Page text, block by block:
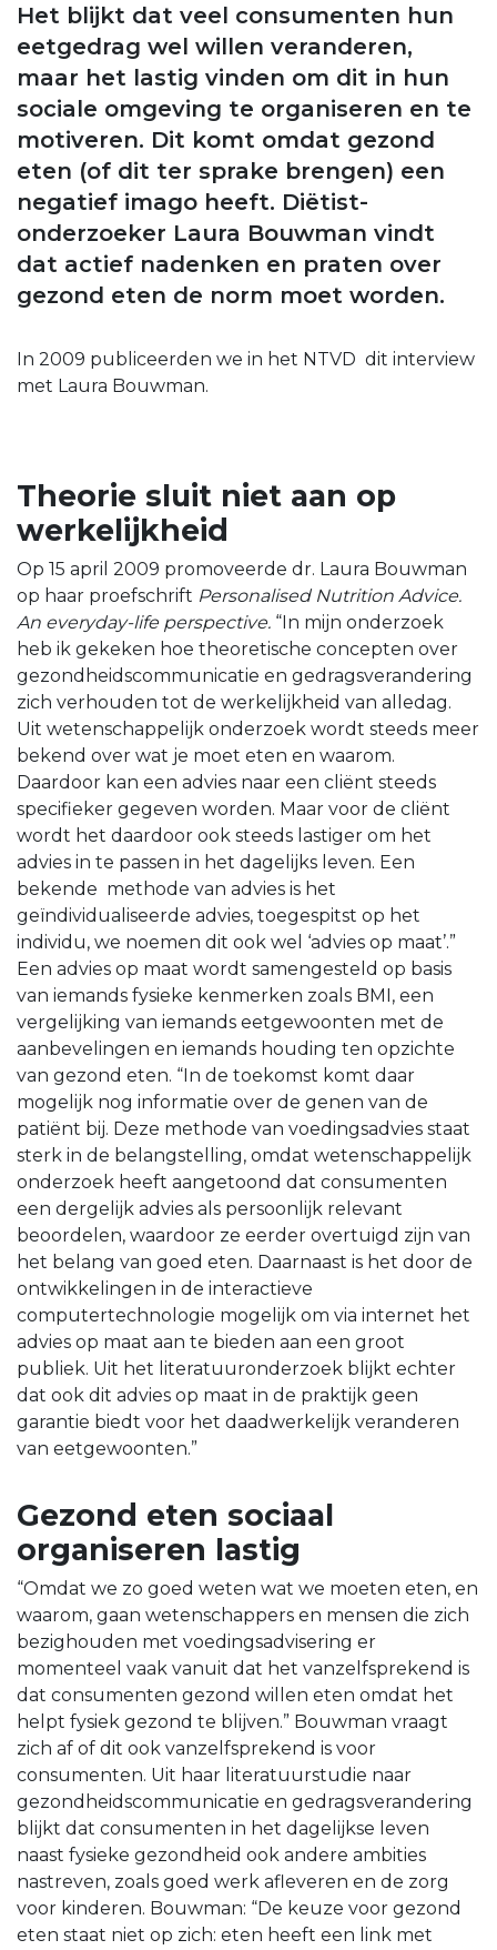
Het blijkt dat veel consumenten hun
eetgedrag wel willen veranderen,
maar het lastig vinden om dit in hun
sociale omgeving te organiseren en te
motiveren. Dit komt omdat gezond
eten (of dit ter sprake brengen) een
negatief imago heeft. Diëtist-
onderzoeker Laura Bouwman vindt
dat actief nadenken en praten over
gezond eten de norm moet worden.
In 2009 publiceerden we in het NTVD dit interview
met Laura Bouwman.
Theorie sluit niet aan op
werkelijkheid
Op 15 april 2009 promoveerde dr. Laura Bouwman
op haar proefschrift Personalised Nutrition Advice.
An everyday-life perspective. “In mijn onderzoek
heb ik gekeken hoe theoretische concepten over
gezondheidscommunicatie en gedragsverandering
zich verhouden tot de werkelijkheid van alledag.
Uit wetenschappelijk onderzoek wordt steeds meer
bekend over wat je moet eten en waarom.
Daardoor kan een advies naar een cliënt steeds
specifieker gegeven worden. Maar voor de cliënt
wordt het daardoor ook steeds lastiger om het
advies in te passen in het dagelijks leven. Een
bekende methode van advies is het
geïndividualiseerde advies, toegespitst op het
individu, we noemen dit ook wel ‘advies op maat’.”
Een advies op maat wordt samengesteld op basis
van iemands fysieke kenmerken zoals BMI, een
vergelijking van iemands eetgewoonten met de
aanbevelingen en iemands houding ten opzichte
van gezond eten. “In de toekomst komt daar
mogelijk nog informatie over de genen van de
patiënt bij. Deze methode van voedingsadvies staat
sterk in de belangstelling, omdat wetenschappelijk
onderzoek heeft aangetoond dat consumenten
een dergelijk advies als persoonlijk relevant
beoordelen, waardoor ze eerder overtuigd zijn van
het belang van goed eten. Daarnaast is het door de
ontwikkelingen in de interactieve
computertechnologie mogelijk om via internet het
advies op maat aan te bieden aan een groot
publiek. Uit het literatuuronderzoek blijkt echter
dat ook dit advies op maat in de praktijk geen
garantie biedt voor het daadwerkelijk veranderen
van eetgewoonten.”
Gezond eten sociaal
organiseren lastig
“Omdat we zo goed weten wat we moeten eten, en
waarom, gaan wetenschappers en mensen die zich
bezighouden met voedingsadvisering er
momenteel vaak vanuit dat het vanzelfsprekend is
dat consumenten gezond willen eten omdat het
helpt fysiek gezond te blijven.” Bouwman vraagt
zich af of dit ook vanzelfsprekend is voor
consumenten. Uit haar literatuurstudie naar
gezondheidscommunicatie en gedragsverandering
blijkt dat consumenten in het dagelijkse leven
naast fysieke gezondheid ook andere ambities
nastreven, zoals goed werk afleveren en de zorg
voor kinderen. Bouwman: “De keuze voor gezond
eten staat niet op zich: eten heeft een link met